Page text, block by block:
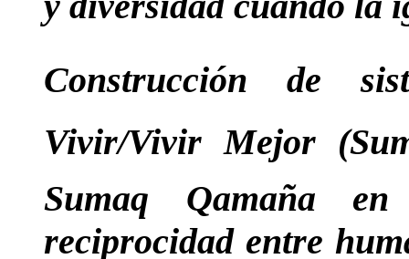
Construcción de
Vivir/Vivir Mejor
Sumaq Qamaña
reciprocidad entre